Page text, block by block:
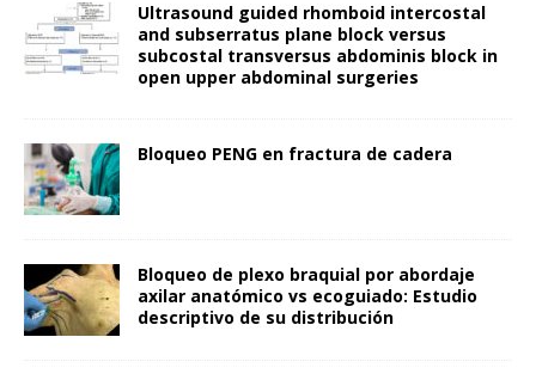
Ultrasound guided rhomboid intercostal
and subserratus plane block versus
subcostal transversus abdominis block in
open upper abdominal surgeries
Bloqueo PENG en fractura de cadera
Bloqueo de plexo braquial por abordaje
axilar anatómico vs ecoguiado: Estudio
descriptivo de su distribución